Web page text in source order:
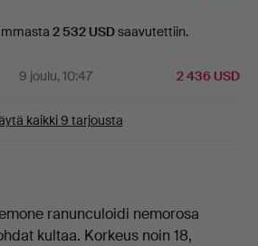
2 532 USDsaavutettiin.
9 joulu, 10:47 2 436 USD
kaikki 9 tarjousta
ranunculoidi nemorosa
kultaa. Korkeus noin 18,